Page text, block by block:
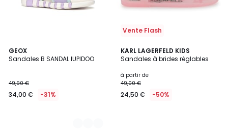
GEOX
Sandales B SANDAL IUPIDOO
49,90 €
34,00 € -31%
2
Couleurs
Vente Flash
KARL LAGERFELD KIDS
Sandales à brides réglables
à partir de
49,00 €
24,50 € -50%